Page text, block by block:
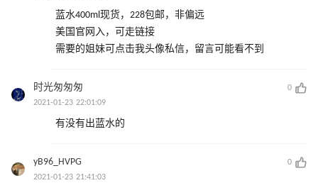
蓝水400ml现货，228包邮，非偏远
美国官网入，可走链接
需要的姐妹可点击我头像私信，留言可能看不到
时光匆匆匆
0
2021-01-23 22:01:09
有没有出蓝水的
yB96_HVPG
0
2021-01-23 21:41:03